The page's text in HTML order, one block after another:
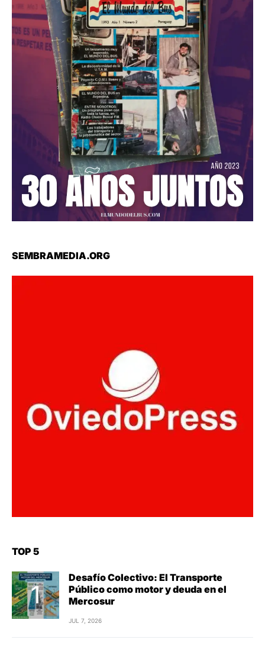
SEMBRAMEDIA.ORG
TOP 5
Desafío Colectivo: El Transporte
Público como motor y deuda en el
Mercosur
JUL 7, 2026